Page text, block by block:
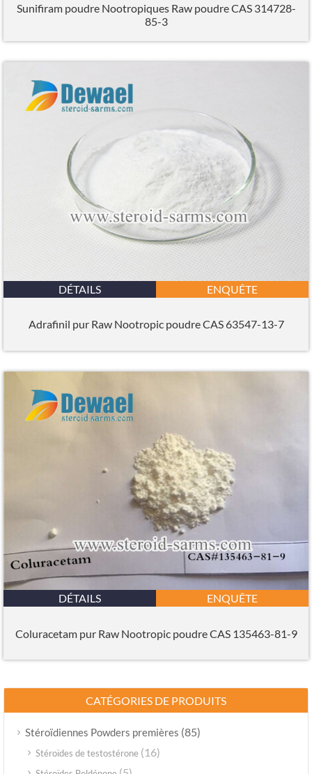
Sunifiram poudre Nootropiques Raw poudre CAS 314728-
85-3
DÉTAILS ENQUÊTE
Adrafinil pur Raw Nootropic poudre CAS 63547-13-7
DÉTAILS ENQUÊTE
Coluracetam pur Raw Nootropic poudre CAS 135463-81-9
CATÉGORIES DE PRODUITS
Stéroïdiennes Powders premières (85)
Stéroïdes de testostérone (16)